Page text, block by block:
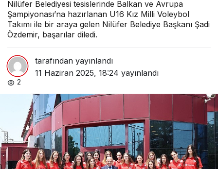
Nilüfer Belediyesi tesislerinde Balkan ve Avrupa
Şampiyonası’na hazırlanan U16 Kız Milli Voleybol
Takımı ile bir araya gelen Nilüfer Belediye Başkanı Şadi
Özdemir, başarılar diledi.
tarafından yayınlandı
11 Haziran 2025, 18:24 yayınlandı
2